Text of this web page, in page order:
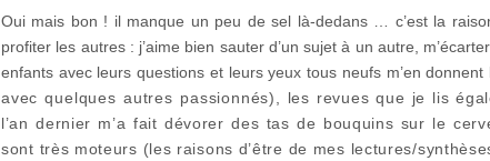
Oui mais bon ! il manque un peu de sel là-dedans … c’est la
profiter les autres : j’aime bien sauter d’un sujet à un autre,
enfants avec leurs questions et leurs yeux tous neufs m’en donnent
avec quelques autres passionnés), les revues que je lis
l’an dernier m’a fait dévorer des tas de bouquins sur le
sont très moteurs (les raisons d’être de mes lectures/